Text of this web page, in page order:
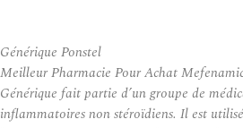
Générique Ponstel
Meilleur Pharmacie Pour Achat
Générique fait partie d’un groupe de
inflammatoires non stéroïdiens. Il est